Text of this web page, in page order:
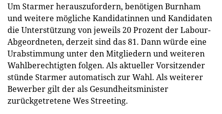
Um Starmer herauszufordern, benötigen Burnham
und weitere mögliche Kandidatinnen und Kandidaten
die Unterstützung von jeweils 20 Prozent der Labour-
Abgeordneten, derzeit sind das 81. Dann würde eine
Urabstimmung unter den Mitgliedern und weiteren
Wahlberechtigten folgen. Als aktueller Vorsitzender
stünde Starmer automatisch zur Wahl. Als weiterer
Bewerber gilt der als Gesundheitsminister
zurückgetretene Wes Streeting.